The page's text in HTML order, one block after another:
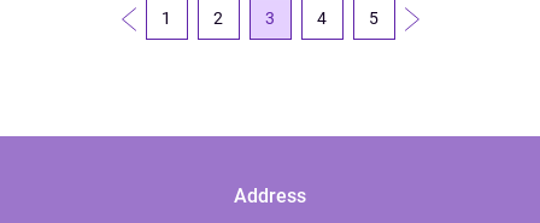
1 2 3 4 5
Address